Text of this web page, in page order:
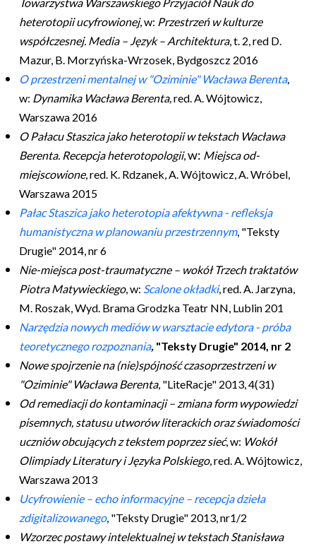
heterotopii ucyfrowionej, w: Przestrzeń w kulturze
współczesnej. Media – Język – Architektura, t. 2, red D.
Mazur, B. Morzyńska-Wrzosek, Bydgoszcz 2016
O przestrzeni mentalnej w "Oziminie" Wacława Berenta,
w: Dynamika Wacława Berenta,red. A. Wójtowicz,
Warszawa 2016
O Pałacu Staszica jako heterotopii w tekstach Wacława
Berenta. Recepcja heterotopologii,w: Miejsca od-
miejscowione, red. K. Rdzanek, A. Wójtowicz, A. Wróbel,
Warszawa 2015
Pałac Staszica jako heterotopia afektywna - refleksja
humanistyczna w planowaniu przestrzennym, "Teksty
Drugie" 2014, nr 6
Nie-miejsca post-traumatyczne – wokół Trzech traktatów
Piotra Matywieckiego, w: Scalone okładki, red. A. Jarzyna,
M. Roszak, Wyd. Brama Grodzka Teatr NN, Lublin 201
Narzędzia nowych mediów w warsztacie edytora - próba
teoretycznego rozpoznania, "Teksty Drugie" 2014, nr 2
Nowe spojrzenie na (nie)spójność czasoprzestrzeni w
"Oziminie" Wacława Berenta, "LiteRacje" 2013, 4(31)
Od remediacji do kontaminacji – zmiana form wypowiedzi
pisemnych, statusu utworów literackich oraz świadomości
uczniów obcujących z tekstem poprzez sieć, w: Wokół
Olimpiady Literaturyi Języka Polskiego, red. A. Wójtowicz,
Warszawa 2013
Ucyfrowienie – echo informacyjne – recepcja dzieła
zdigitalizowanego, "Teksty Drugie" 2013, nr1/2
Wzorzec postawy intelektualnej w tekstach Stanisława